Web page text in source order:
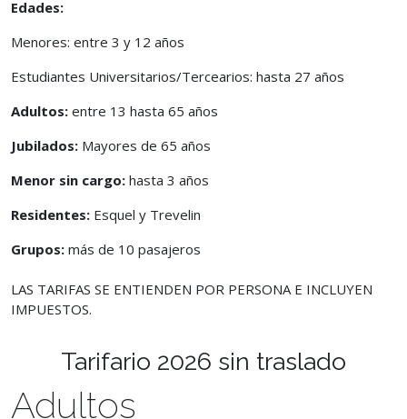
Edades:
Menores: entre 3 y 12 años
Estudiantes Universitarios/Tercearios: hasta 27 años
Adultos: entre 13 hasta 65 años
Jubilados: Mayores de 65 años
Menor sin cargo: hasta 3 años
Residentes: Esquel y Trevelin
Grupos: más de 10 pasajeros
LAS TARIFAS SE ENTIENDEN POR PERSONA E INCLUYEN
IMPUESTOS.
Tarifario 2026 sin traslado
Adultos